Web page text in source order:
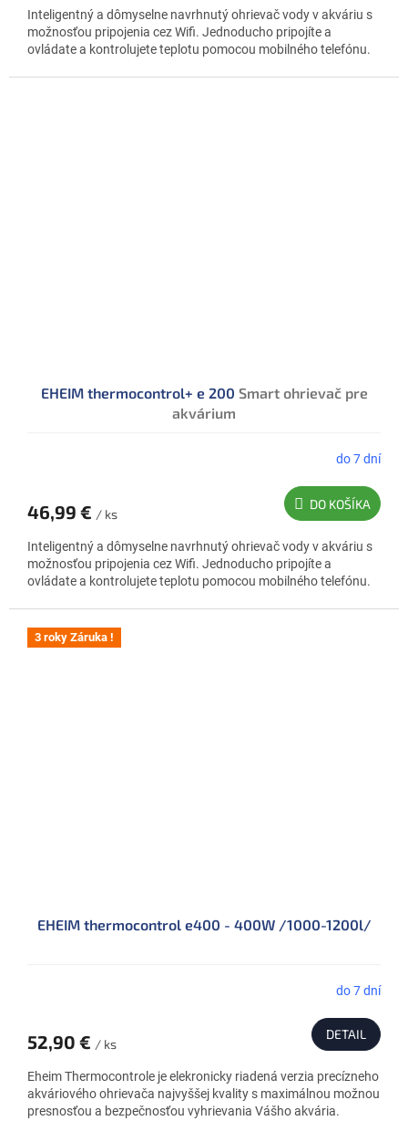
Inteligentný a dômyselne navrhnutý ohrievač vody v akváriu s
možnosťou pripojenia cez Wifi. Jednoducho pripojíte a
ovládate a kontrolujete teplotu pomocou mobilného telefónu.
EHEIM thermocontrol+ e 200 Smart ohrievač pre
akvárium
do 7 dní
46,99 € / ks
DO KOŠÍKA
Inteligentný a dômyselne navrhnutý ohrievač vody v akváriu s
možnosťou pripojenia cez Wifi. Jednoducho pripojíte a
ovládate a kontrolujete teplotu pomocou mobilného telefónu.
3 roky Záruka !
EHEIM thermocontrol e400 - 400W /1000-1200l/
do 7 dní
52,90 € / ks
DETAIL
Eheim Thermocontrole je elekronicky riadená verzia precízneho
akváriového ohrievača najvyššej kvality s maximálnou možnou
presnosťou a bezpečnosťou vyhrievania Vášho akvária.